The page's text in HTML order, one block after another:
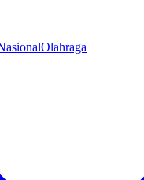
Olahraga